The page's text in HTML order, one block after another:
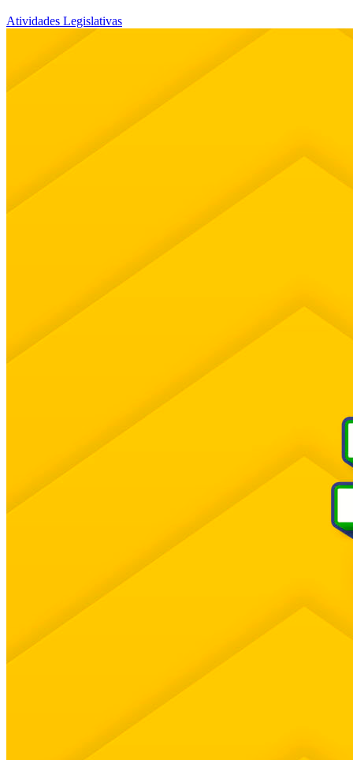
Atividades Legislativas